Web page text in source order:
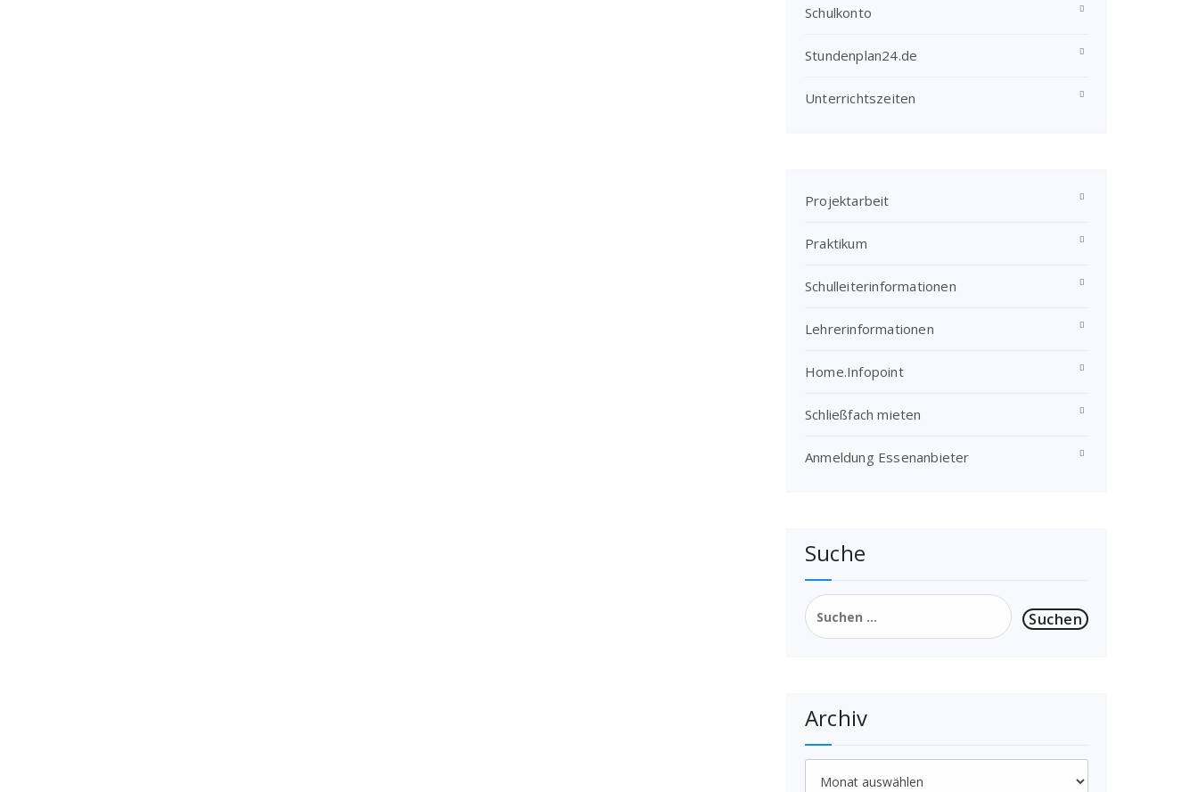
Schulkonto
Stundenplan24.de
Unterrichtszeiten
Projektarbeit
Praktikum
Schulleiterinformationen
Lehrerinformationen
Home.Infopoint
Schließfach mieten
Anmeldung Essenanbieter
Suche
Suchen
nach:
Archiv